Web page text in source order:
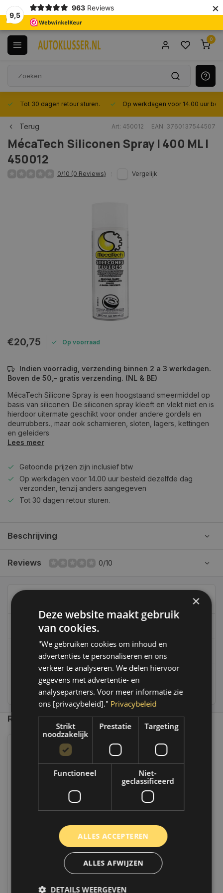
9,5
963 Reviews ×
0
Tot 30 dagen retour sturen. Op werkdagen voor 14.00 uur
Terug Art: 450012 EAN: 3760137544507
MécaTech Siliconen Spray | 400 ML |
450012
0/10 (0 Reviews) Vergelijk
€20,75 Op voorraad
Indien voorradig, verzending binnen 2 a 3 werkdagen.
Boven de 50,- gratis verzending. (NL & BE)
MécaTech Silicone Spray is een hoogstaand smeermiddel op
basis van siliconen. De siliconen spray kleeft en vlekt niet en is
hierdoor uitermate geschikt voor onder andere gordels en
deurrubbers., maar ook scharnieren, sloten, lagers, kettingen
en geleiders
Lees meer
Getoonde prijzen zijn inclusief btw
Op werkdagen voor 14.00 uur besteld dezelfde dag
verzonden, tenzij anders aangegeven
Tot 30 dagen retour sturen.
Beschrijving
Reviews 0/10
Can we help?
06-39119169
info@autoklusser.nl
customers give us a 9,4 at
Recent bekeken
MécaTech Silicone Spray | 400
Indien voorradig, verzending binnen 2 a
verzending. (NL & BE)
×
Deze website maakt gebruik
van cookies.
"We gebruiken cookies om inhoud en
advertenties te personaliseren en ons
verkeer te analyseren. We delen hiervoor
gegevens met advertentie- en
analysepartners. Voor meer informatie zie
ons [privacybeleid]." Privacybeleid
Strikt
noodzakelijk
Prestatie Targeting
Functioneel
Niet-
geclassificeerd
ALLES ACCEPTEREN
ALLES AFWIJZEN
DETAILS WEERGEVEN